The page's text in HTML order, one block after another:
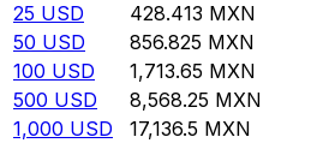
25 USD 428.413 MXN
50 USD 856.825 MXN
100 USD 1,713.65 MXN
500 USD 8,568.25 MXN
1,000 USD 17,136.5 MXN